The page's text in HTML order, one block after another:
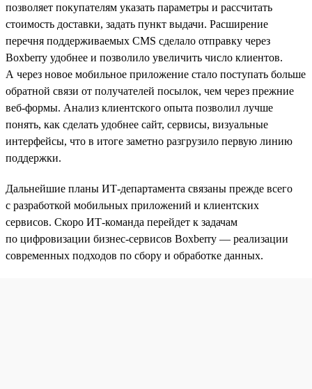
позволяет покупателям указать параметры и рассчитать
стоимость доставки, задать пункт выдачи. Расширение
перечня поддерживаемых CMS сделало отправку через
Boxberry удобнее и позволило увеличить число клиентов.
А через новое мобильное приложение стало поступать больше
обратной связи от получателей посылок, чем через прежние
веб-формы. Анализ клиентского опыта позволил лучше
понять, как сделать удобнее сайт, сервисы, визуальные
интерфейсы, что в итоге заметно разгрузило первую линию
поддержки.
Дальнейшие планы ИТ-департамента связаны прежде всего
с разработкой мобильных приложений и клиентских
сервисов. Скоро ИТ-команда перейдет к задачам
по цифровизации бизнес-сервисов Boxberry — реализации
современных подходов по сбору и обработке данных.